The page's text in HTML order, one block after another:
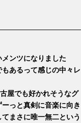
ンツになりました
あるって感じの中々レ
屋でも好かれそうなグ
っと真剣に音楽に向き
まさに唯一無二という